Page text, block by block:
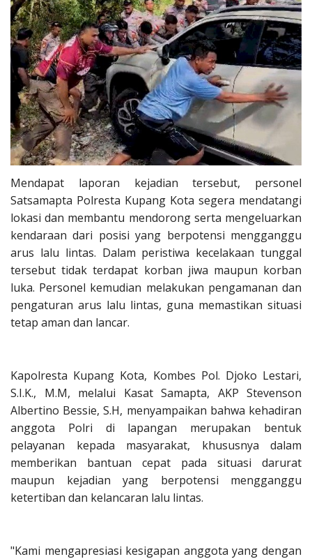
Mendapat laporan kejadian tersebut, personel
Satsamapta Polresta Kupang Kota segera mendatangi
lokasi dan membantu mendorong serta mengeluarkan
kendaraan dari posisi yang berpotensi mengganggu
arus lalu lintas. Dalam peristiwa kecelakaan tunggal
tersebut tidak terdapat korban jiwa maupun korban
luka. Personel kemudian melakukan pengamanan dan
pengaturan arus lalu lintas, guna memastikan situasi
tetap aman dan lancar.
Kapolresta Kupang Kota, Kombes Pol. Djoko Lestari,
S.I.K., M.M, melalui Kasat Samapta, AKP Stevenson
Albertino Bessie, S.H, menyampaikan bahwa kehadiran
anggota Polri di lapangan merupakan bentuk
pelayanan kepada masyarakat, khususnya dalam
memberikan bantuan cepat pada situasi darurat
maupun kejadian yang berpotensi mengganggu
ketertiban dan kelancaran lalu lintas.
"Kami mengapresiasi kesigapan anggota yang dengan